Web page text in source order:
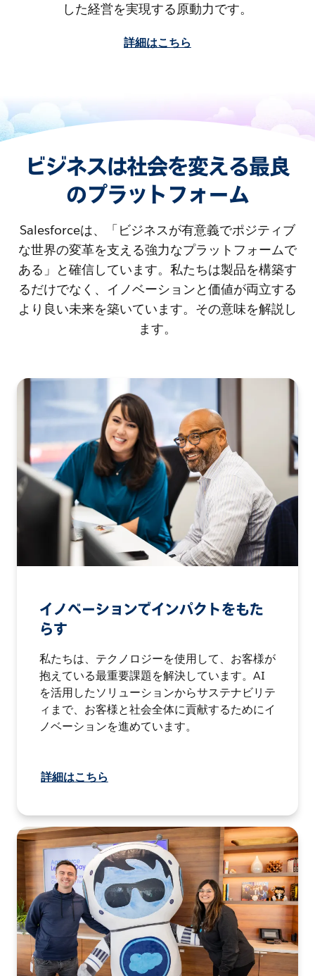
した経営を実現する原動力です。
詳細はこちら
ビジネスは社会を変える最良
のプラットフォーム
Salesforceは、「ビジネスが有意義でポジティブ
な世界の変革を支える強力なプラットフォームで
ある」と確信しています。私たちは製品を構築す
るだけでなく、イノベーションと価値が両立する
より良い未来を築いています。その意味を解説し
ます。
イノベーションでインパクトをもた
らす
私たちは、テクノロジーを使用して、お客様が
抱えている最重要課題を解決しています。AI
を活用したソリューションからサステナビリテ
ィまで、お客様と社会全体に貢献するためにイ
ノベーションを進めています。
詳細はこちら